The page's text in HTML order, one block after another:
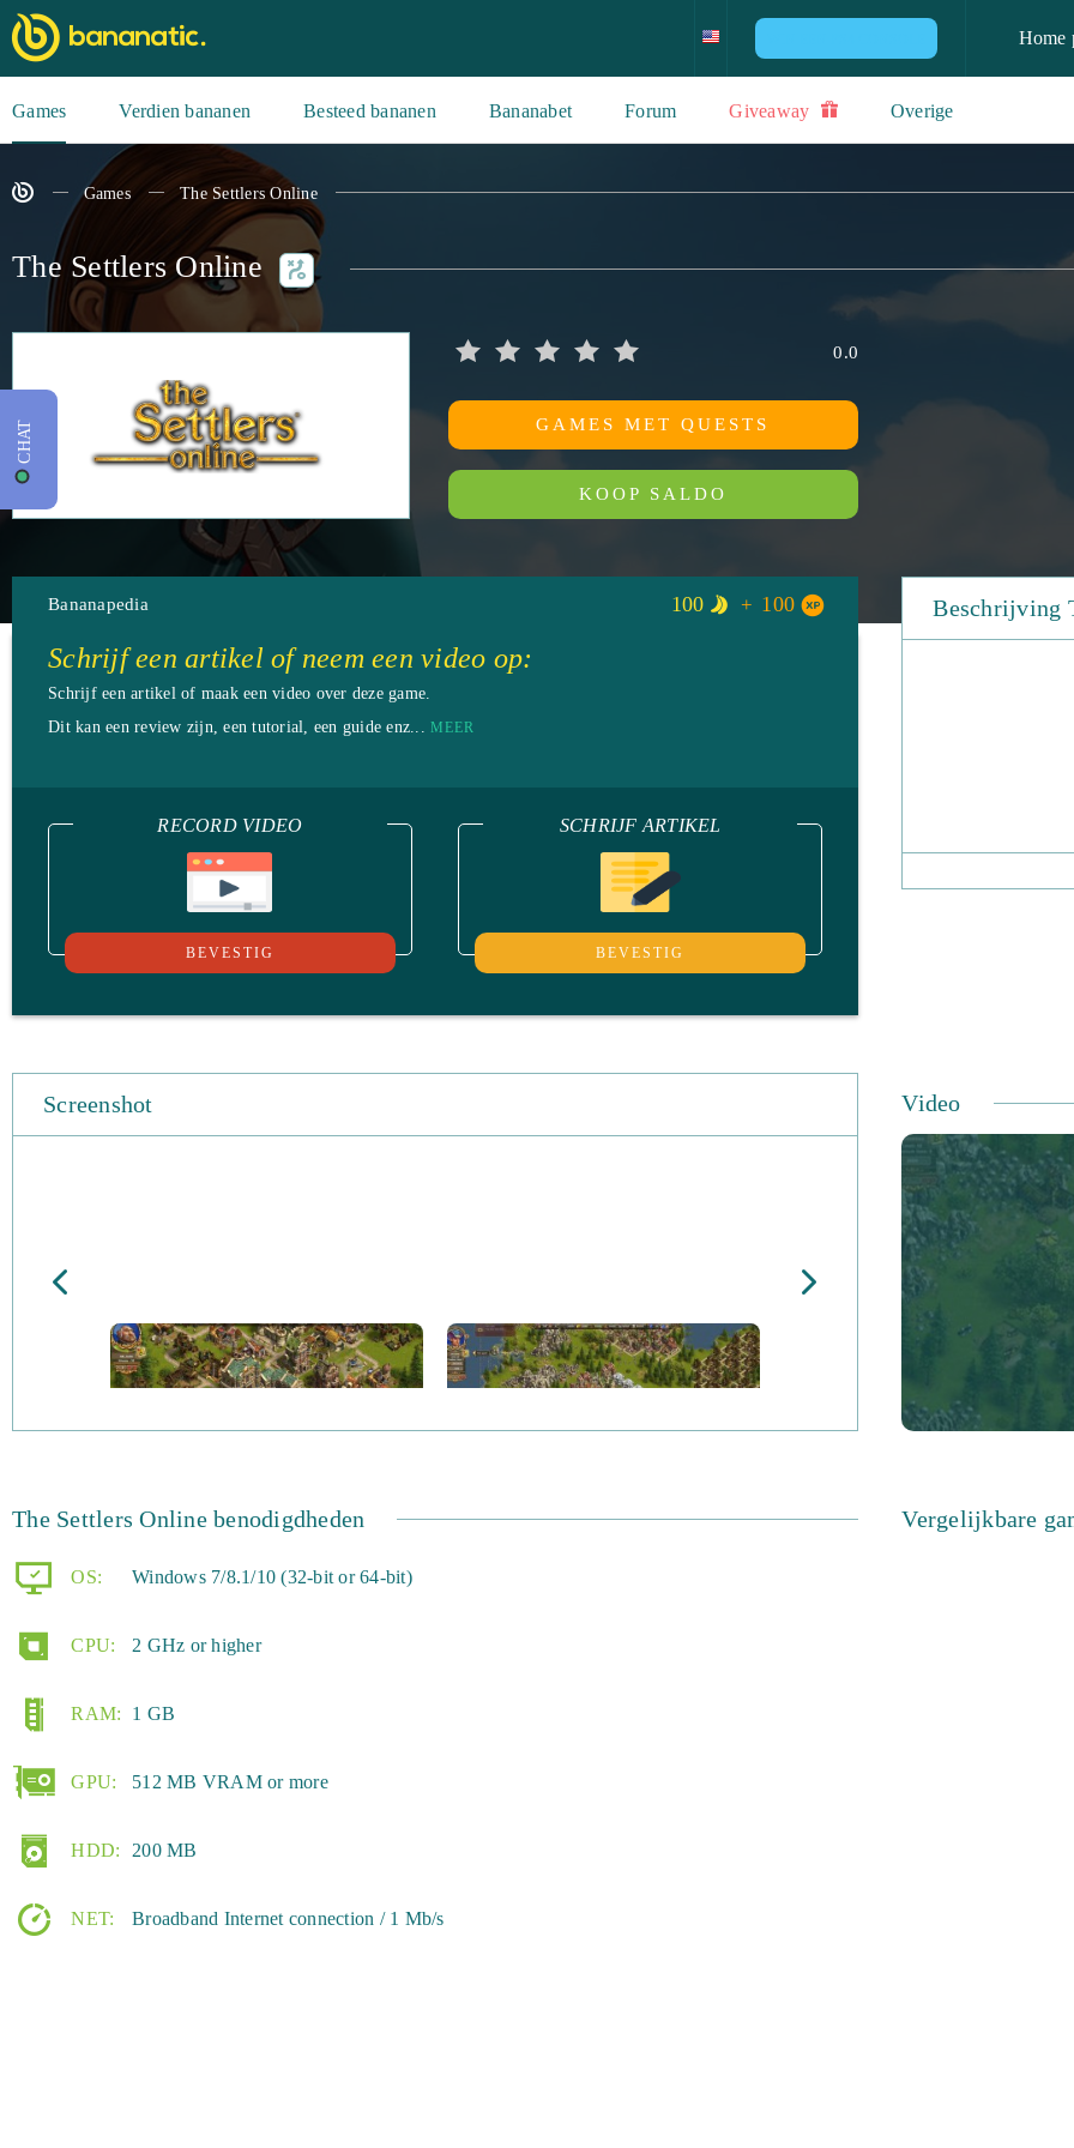
Home
Games Verdien bananen Besteed bananen Bananabet Forum Giveaway Overige
Games The Settlers Online
The Settlers Online
0.0
GAMES MET QUESTS
KOOP SALDO
Bananapedia 100 100
Schrijf een artikel of neem een video op:
Schrijf een artikel of maak een video over deze game.
Dit kan een review zijn, een tutorial, een guide enz... MEER
RECORD VIDEO
BEVESTIG
SCHRIJF ARTIKEL
BEVESTIG
Beschrijving
Screenshot Video
The Settlers Online benodigdheden
OS: Windows 7/8.1/10 (32-bit or 64-bit)
CPU: 2 GHz or higher
RAM: 1 GB
GPU: 512 MB VRAM or more
HDD: 200 MB
NET: Broadband Internet connection / 1 Mb/s
Vergelijkbare
CHAT